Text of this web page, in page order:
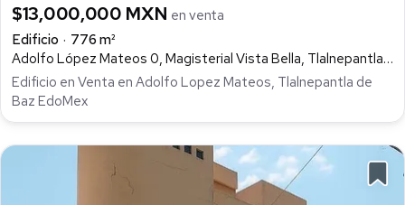
$13,000,000 MXN en venta
Edificio
776 m²
Adolfo López Mateos 0, Magisterial Vista Bella, Tlalnepantla de Baz
Edificio en Venta en Adolfo Lopez Mateos, Tlalnepantla de
Baz EdoMex